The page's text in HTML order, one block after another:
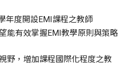
年度開設EMI課程之教師
能有效掌握EMI教學原則與策略
野，增加課程國際化程度之教